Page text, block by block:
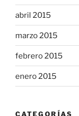
abril 2015
marzo 2015
febrero 2015
enero 2015
CATEGORÍAS